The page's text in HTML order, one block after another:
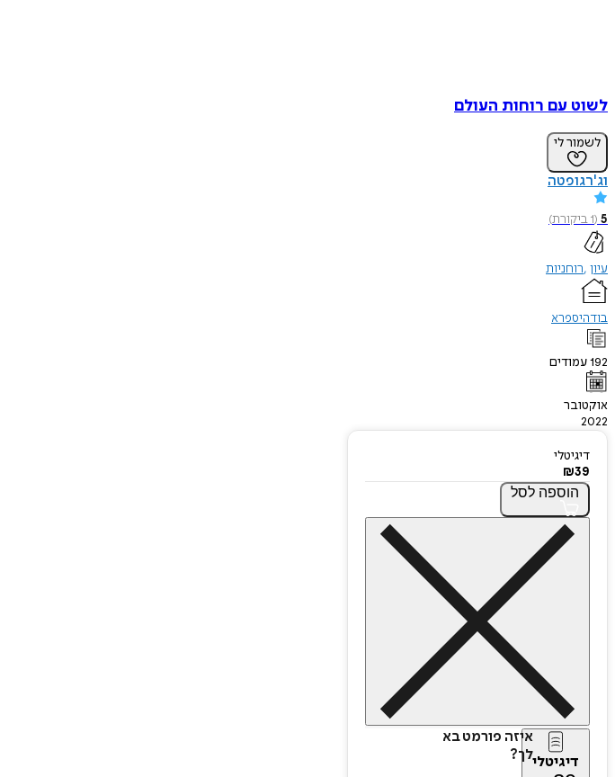
לשוט עם רוחות העולם
לשמור לי
וג'רגופטה
5
(
1ביקורת)
עיון רוחניות
בודהיספרא
192עמודים
אוקטובר
2022
דיגיטלי
₪39
הוספה לסל
איזה פורמט בא
לך?דיגיטלי